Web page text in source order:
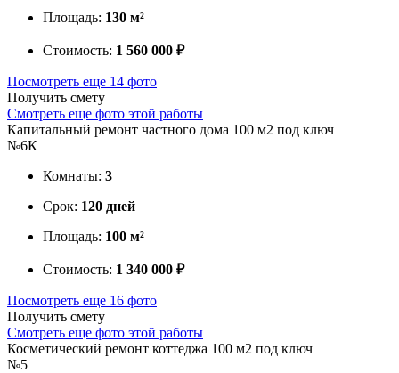
Площадь: 130 м²
Стоимость: 1 560 000 ₽
Посмотреть еще 14 фото
Получить смету
Смотреть еще фото этой работы
Капитальный ремонт частного дома 100 м2 под ключ
№6К
Комнаты: 3
Срок: 120 дней
Площадь: 100 м²
Стоимость: 1 340 000 ₽
Посмотреть еще 16 фото
Получить смету
Смотреть еще фото этой работы
Косметический ремонт коттеджа 100 м2 под ключ
№5